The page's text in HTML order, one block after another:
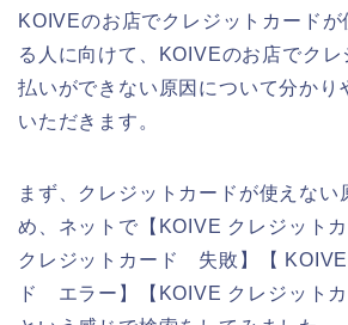
KOIVEのお店でクレジットカード
る人に向けて、KOIVEのお店でク
払いができない原因について分かり
いただきます。
まず、クレジットカードが使えない
め、ネットで【KOIVE クレジット
クレジットカード 失敗】【
ド エラー】【KOIVE クレジット